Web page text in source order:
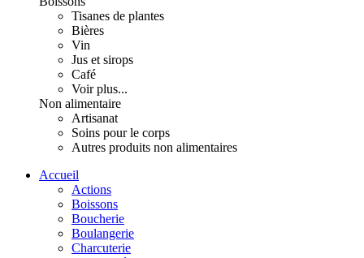
Tisanes de plantes
Bières
Vin
Jus et sirops
Café
Voir plus...
Non alimentaire
Artisanat
Soins pour le corps
Autres produits non alimentaires
Accueil
Actions
Boissons
Boucherie
Boulangerie
Charcuterie